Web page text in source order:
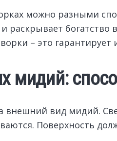
можно разными
и раскрывает
– это
мидий:
внешний вид мидий.
Поверхность